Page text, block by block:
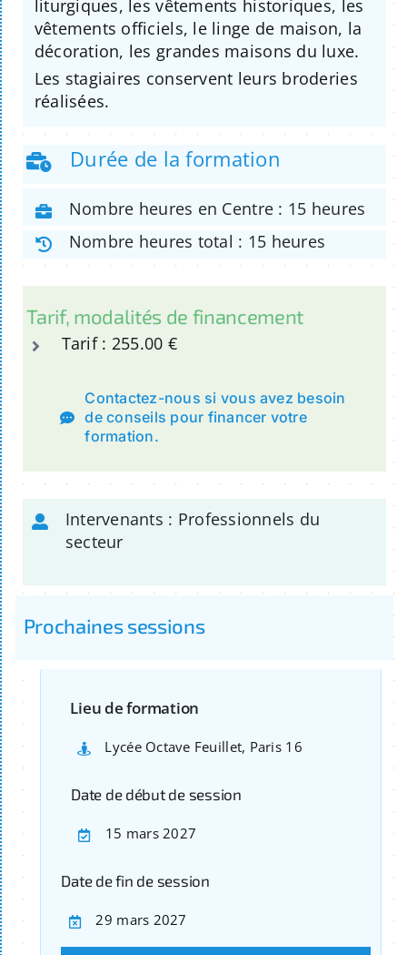
liturgiques, les vêtements historiques, les
vêtements officiels, le linge de maison, la
décoration, les grandes maisons du luxe.
Les stagiaires conservent leurs broderies
réalisées.
Durée de la formation
Nombre heures en Centre : 15 heures
Nombre heures total : 15 heures
Tarif, modalités de financement
Tarif : 255.00 €
Contactez-nous si vous avez besoin
de conseils pour financer votre
formation.
Intervenants : Professionnels du
secteur
Prochaines sessions
Lieu de formation
Lycée Octave Feuillet, Paris 16
Date de début de session
15 mars 2027
Date de fin de session
29 mars 2027